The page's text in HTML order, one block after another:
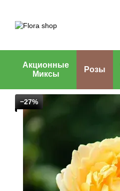
Акционные
Миксы
Розы
−27%